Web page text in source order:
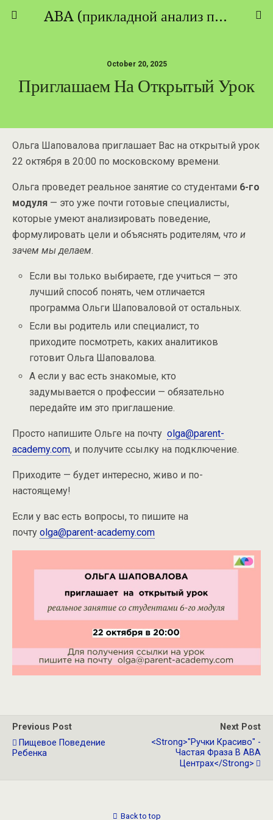
ABA (прикладной анализ поведения) - ТЕОРИЯ И ПРАКТИКА
October 20, 2025
Приглашаем На Открытый Урок
Ольга Шаповалова приглашает Вас на открытый урок
22 октября в 20:00 по московскому времени.
Ольга проведет реальное занятие со студентами 6-го
модуля — это уже почти готовые специалисты,
которые умеют анализировать поведение,
формулировать цели и объяснять родителям, что и
зачем мы делаем.
Если вы только выбираете, где учиться — это
лучший способ понять, чем отличается
программа Ольги Шаповаловой от остальных.
Если вы родитель или специалист, то
приходите посмотреть, каких аналитиков
готовит Ольга Шаповалова.
А если у вас есть знакомые, кто
задумывается о профессии — обязательно
передайте им это приглашение.
Просто напишите Ольге на почту olga@parent-
academy.com, и получите ссылку на подключение.
Приходите — будет интересно, живо и по-
настоящему!
Если у вас есть вопросы, то пишите на
почту olga@parent-academy.com
Previous Post
Пищевое Поведение
Ребенка
Next Post
<strong>"Ручки Красиво" -
Частая Фраза В АВА
Центрах</strong>
Back to top